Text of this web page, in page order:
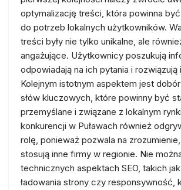
optymalizację treści, która powinna
do potrzeb lokalnych użytkowników.
treści były nie tylko unikalne, ale
angażujące. Użytkownicy poszukują
odpowiadają na ich pytania i rozwiązują
Kolejnym istotnym aspektem jest
słów kluczowych, które powinny być
przemyślane i związane z lokalnym
konkurencji w Puławach również
rolę, ponieważ pozwala na
stosują inne firmy w regionie. Nie
technicznych aspektach SEO, takich
ładowania strony czy responsywność,